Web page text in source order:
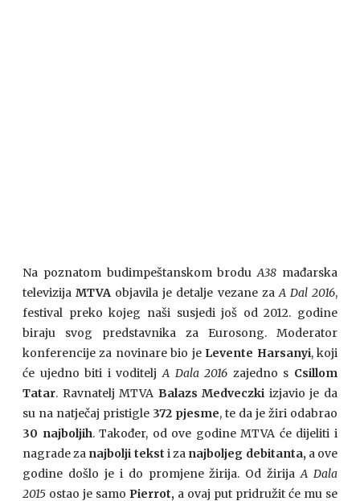
Na poznatom budimpeštanskom broduA38 mađarska
televizijaMTVA objavila je detalje vezane zaA Dal 2016,
festival preko kojeg naši susjedi još od 2012. godine
biraju svog predstavnika za Eurosong. Moderator
konferencije za novinare bio je Levente Harsanyi, koji
će ujedno biti i voditeljA Dala 2016 zajedno s Csillom
Tatar. Ravnatelj MTVA Balazs Medveczki izjavio je da
su na natječaj pristigle 372 pjesme, te da je žiri odabrao
30 najboljih. Također, od ove godine MTVA će dijeliti i
nagrade za najbolji tekst i za najboljeg debitanta, a ove
godine došlo je i do promjene žirija. Od žirijaA Dala
2015 ostao je samo Pierrot, a ovaj put pridružit će mu se